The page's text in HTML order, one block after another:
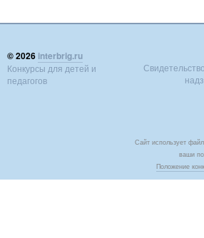
© 2026 interbrig.ru
Конкурсы для детей и
педагогов
Сайт использует
ваши
Положение